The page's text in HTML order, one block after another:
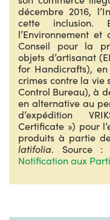
décembre 2016,
cette
l’Environnement
Conseil pour la
objets d’artisanat
for Handicrafts),
crimes contre la vie
Control Bureau), à
en alternative au
d’expédition
Certificate ») pour
produits à partie
latifolia. Source :
Notification aux